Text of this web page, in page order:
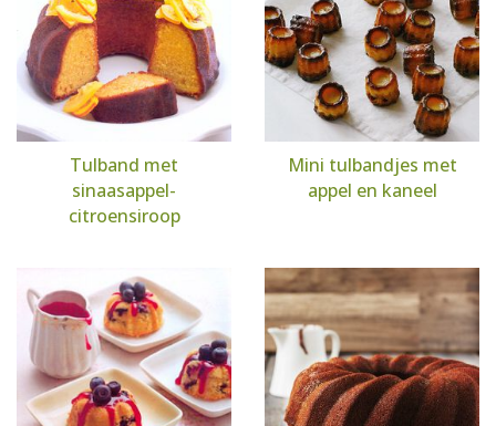
Tulband met
sinaasappel-
citroensiroop
Mini tulbandjes met
appel en kaneel